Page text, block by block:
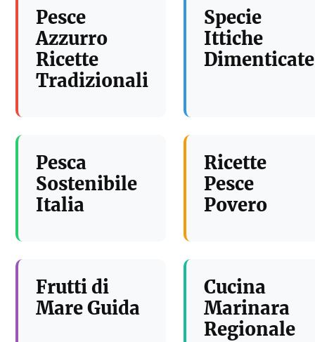
Pesce
Azzurro
Ricette
Tradizionali
Specie
Ittiche
Dimenticate
Pesca
Sostenibile
Italia
Ricette
Pesce
Povero
Frutti di
Mare Guida
Cucina
Marinara
Regionale